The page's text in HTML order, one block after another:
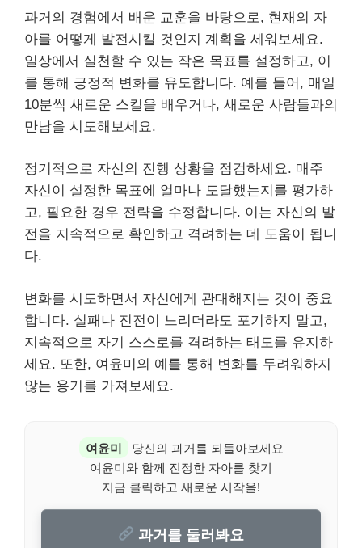
과거의 경험에서 배운 교훈을 바탕으로, 현재의 자
아를 어떻게 발전시킬 것인지 계획을 세워보세요.
일상에서 실천할 수 있는 작은 목표를 설정하고, 이
를 통해 긍정적 변화를 유도합니다. 예를 들어, 매일
10분씩 새로운 스킬을 배우거나, 새로운 사람들과의
만남을 시도해보세요.
정기적으로 자신의 진행 상황을 점검하세요. 매주
자신이 설정한 목표에 얼마나 도달했는지를 평가하
고, 필요한 경우 전략을 수정합니다. 이는 자신의 발
전을 지속적으로 확인하고 격려하는 데 도움이 됩니
다.
변화를 시도하면서 자신에게 관대해지는 것이 중요
합니다. 실패나 진전이 느리더라도 포기하지 말고,
지속적으로 자기 스스로를 격려하는 태도를 유지하
세요. 또한, 여윤미의 예를 통해 변화를 두려워하지
않는 용기를 가져보세요.
여윤미
당신의 과거를 되돌아보세요
여윤미와 함께 진정한 자아를 찾기
지금 클릭하고 새로운 시작을!
과거를 둘러봐요